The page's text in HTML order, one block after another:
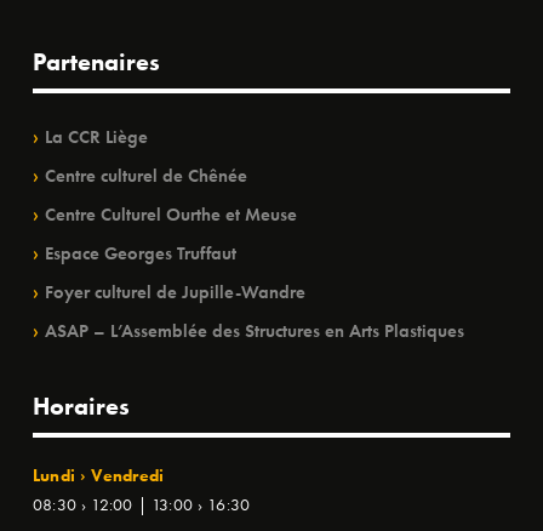
Partenaires
La CCR Liège
Centre culturel de Chênée
Centre Culturel Ourthe et Meuse
Espace Georges Truffaut
Foyer culturel de Jupille-Wandre
ASAP – L’Assemblée des Structures en Arts Plastiques
Horaires
Lundi › Vendredi
08:30 › 12:00 | 13:00 › 16:30